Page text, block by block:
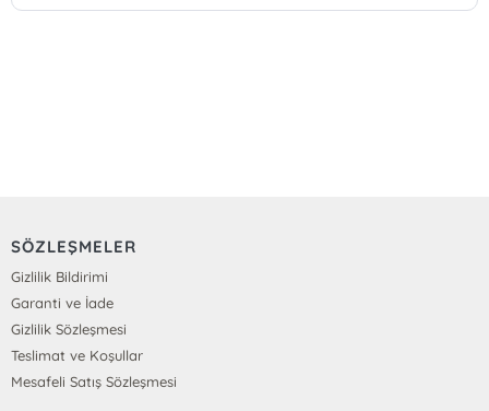
SÖZLEŞMELER
Gizlilik Bildirimi
Garanti ve İade
Gizlilik Sözleşmesi
Teslimat ve Koşullar
Mesafeli Satış Sözleşmesi